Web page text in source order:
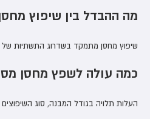
מה ההבדל בין שיפוץ
שיפוץ מחסן מתמקד בשדרוג התשתיות של
כמה עולה לשפץ מחסן
העלות תלויה בגודל המבנה, סוג